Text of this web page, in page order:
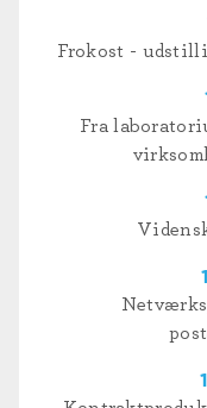
Frokost -
Fra